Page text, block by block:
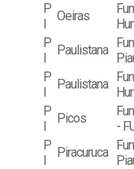
P
I
Oeiras
P
I
Paulistana
P
I
Paulistana
P
I
Picos
-
P
I
Piracuruca